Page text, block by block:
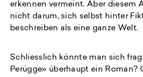
erkennen vermeint. Aber diesem
nicht darum, sich selbst hinter
beschreiben als eine ganze Welt.
Schliesslich könnte man sich
Perügge» überhaupt ein Roman?